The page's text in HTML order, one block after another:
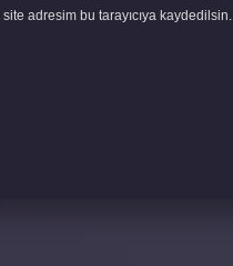
adresim bu tarayıcıya kaydedilsin.